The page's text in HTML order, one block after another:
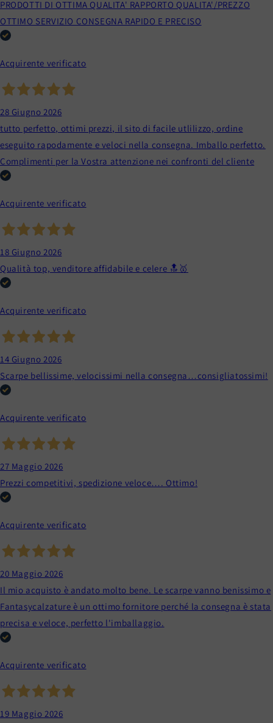
PRODOTTI DI OTTIMA QUALITA' RAPPORTO QUALITA'/PREZZO
OTTIMO SERVIZIO CONSEGNA RAPIDO E PRECISO
Acquirente verificato
28 Giugno 2026
tutto perfetto, ottimi prezzi, il sito di facile utlilizzo, ordine
eseguito rapodamente e veloci nella consegna. Imballo perfetto.
Complimenti per la Vostra attenzione nei confronti del cliente
Acquirente verificato
18 Giugno 2026
Qualità top, venditore affidabile e celere 🔝🥇
Acquirente verificato
14 Giugno 2026
Scarpe bellissime, velocissimi nella consegna…consigliatossimi!
Acquirente verificato
27 Maggio 2026
Prezzi competitivi, spedizione veloce…. Ottimo!
Acquirente verificato
20 Maggio 2026
Il mio acquisto è andato molto bene. Le scarpe vanno benissimo e
Fantasycalzature è un ottimo fornitore perché la consegna è stata
precisa e veloce, perfetto l'imballaggio.
Acquirente verificato
19 Maggio 2026